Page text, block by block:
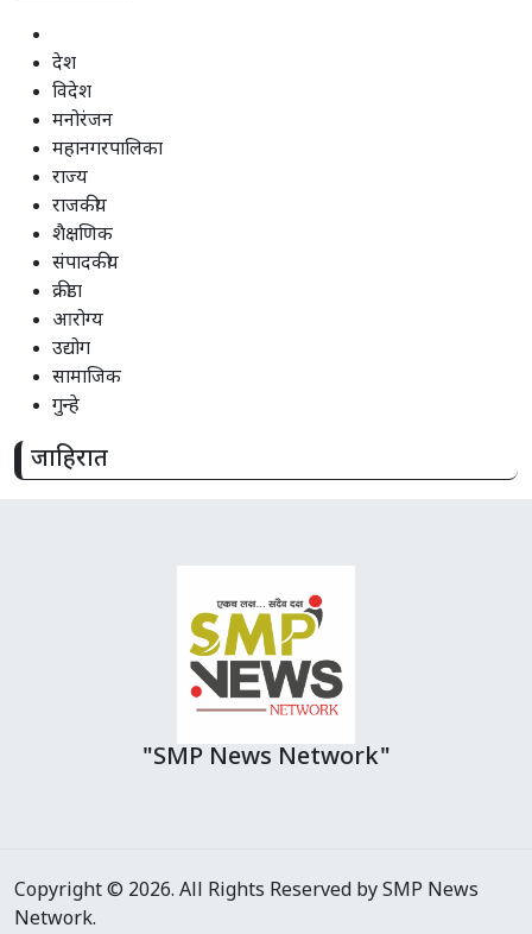
देश
विदेश
मनोरंजन
महानगरपालिका
राज्य
राजकीय
शैक्षणिक
संपादकीय
क्रीडा
आरोग्य
उद्योग
सामाजिक
गुन्हे
जाहिरात
"SMP News Network"
Copyright © 2026. All Rights Reserved by SMP News
Network.